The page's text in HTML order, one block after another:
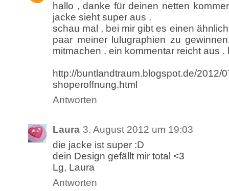
hallo , danke für deinen netten
jacke sieht super aus .
schau mal , bei mir gibt es einen
paar meiner lulugraphien zu
mitmachen . ein kommentar reicht aus .
http://buntlandtraum.blogspot.de/2012/
shoperoffnung.html
Antworten
Laura 3. August 2012 um 19:03
die jacke ist super :D
dein Design gefällt mir total <3
Lg, Laura
Antworten